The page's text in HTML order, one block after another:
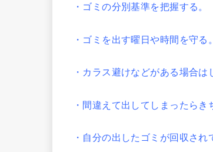
・ゴミの分別基準を把握する。
・ゴミを出す曜日や時間を守る。
・カラス避けなどがある場合は
・間違えて出してしまったらき
・自分の出したゴミが回収され